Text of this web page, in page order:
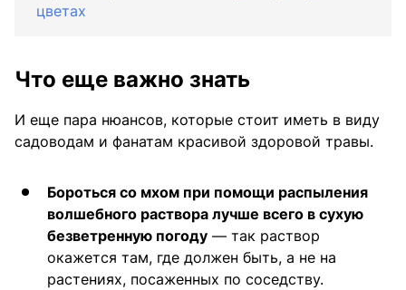
цветах
Что еще важно знать
И еще пара нюансов, которые стоит иметь в виду
садоводам и фанатам красивой здоровой травы.
Бороться со мхом при помощи распыления
волшебного раствора лучше всего в сухую
безветренную погоду — так раствор
окажется там, где должен быть, а не на
растениях, посаженных по соседству.